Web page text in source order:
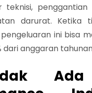
teknisi,
darurat. Ketika
ini bisa
dari anggaran